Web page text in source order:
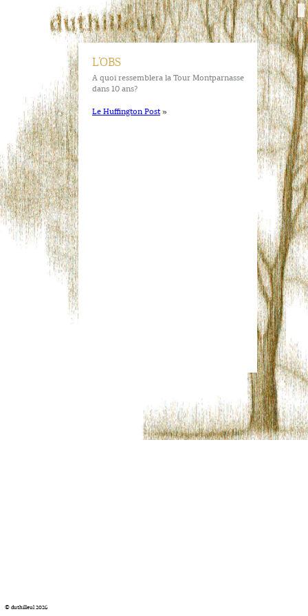
L’OBS
A quoi ressemblera la Tour Montparnasse
dans 10 ans?
Le Huffington Post»
© duthilleul 2026